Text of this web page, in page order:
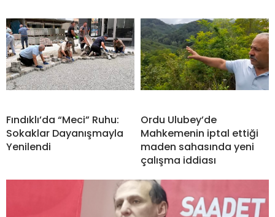
Fındıklı’da “Meci” Ruhu:
Sokaklar Dayanışmayla
Yenilendi
Ordu Ulubey’de
Mahkemenin iptal ettiği
maden sahasında yeni
çalışma iddiası